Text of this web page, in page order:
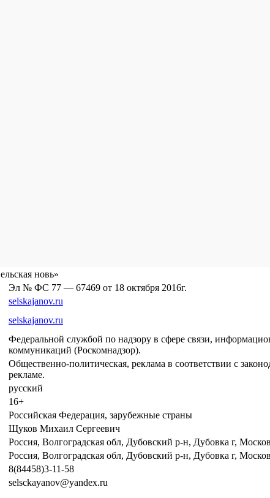
новь»
Эл № ФС 77 — 67469 от 18 октября 2016г.
selskajanov.ru
selskajanov.ru
Федеральной службой по надзору в сфере связи,
коммуникаций (Роскомнадзор).
Общественно-политическая, реклама в соответствии с
рекламе.
русский
16+
Российская Федерация, зарубежные страны
Щуков Михаил Сергеевич
Россия, Волгоградская обл, Дубовский р-н, Дубовка г,
Россия, Волгоградская обл, Дубовский р-н, Дубовка г,
8(84458)3-11-58
selsckayanov@yandex.ru